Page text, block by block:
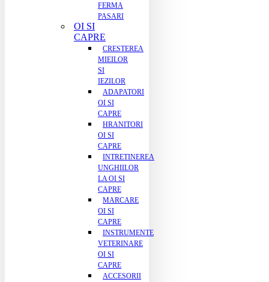
FERMA
PASARI
OI SI
CAPRE
CRESTEREA
MIEILOR
SI
IEZILOR
ADAPATORI
OI SI
CAPRE
HRANITORI
OI SI
CAPRE
INTRETINEREA
UNGHIILOR
LA OI SI
CAPRE
MARCARE
OI SI
CAPRE
INSTRUMENTE
VETERINARE
OI SI
CAPRE
ACCESORII